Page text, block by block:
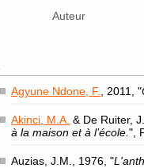
Auteur
Agyune Ndone, F. , 2011, "
Akinci, M.A. & De Ruiter,
à la maison et à l’école. ",
Auzias, J.M., 1976, "